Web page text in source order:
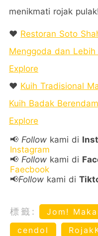
menikmati rojak
❤️ Restoran Soto
Menggoda dan
Explore
❤️ Kuih Tradisional
Kuih Badak
Explore
📢 Follow kami di
Instagram
📢 Follow kami di
Faecbook
📢Follow kami di
標籤: Jom!
cendol